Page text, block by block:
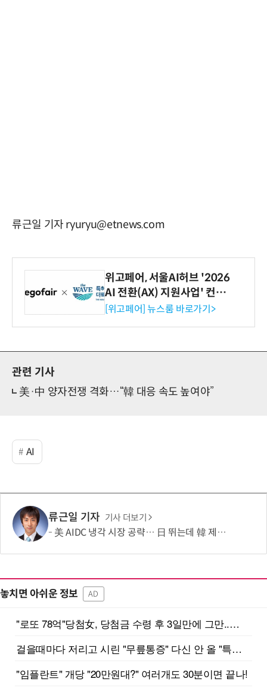
류근일 기자 ryuryu@etnews.com
위고페어, 서울AI허브 '2026
AI 전환(AX) 지원사업' 컨소
시엄 선정
[위고페어] 뉴스룸 바로가기>
관련 기사
美·中 양자전쟁 격화…“韓 대응 속도 높여야”
AI
류근일 기자 기사 더보기
美 AIDC 냉각 시장 공략… 日 뛰는데 韓 제자리
놓치면 아쉬운 정보 AD